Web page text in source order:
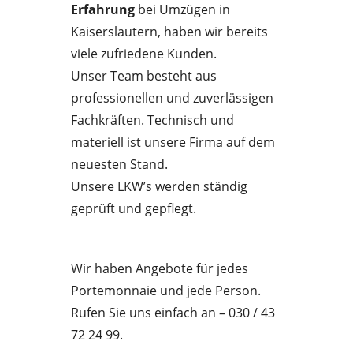
Erfahrungbei Umzügen in
Kaiserslautern, haben wir bereits
viele zufriedene Kunden.
Unser Team besteht aus
professionellen und zuverlässigen
Fachkräften. Technisch und
materiell ist unsere Firma auf dem
neuesten Stand.
Unsere LKW’s werden ständig
geprüft und gepflegt.
Wir haben Angebote für jedes
Portemonnaie und jede Person.
Rufen Sie uns einfach an – 030 / 43
72 24 99.